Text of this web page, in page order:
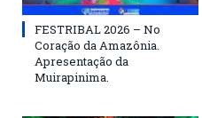
FESTRIBAL 2026 – No
Coração da Amazônia.
Apresentação da
Muirapinima.